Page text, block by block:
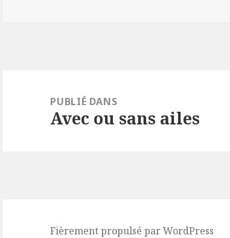
PUBLIÉ DANS
Avec ou sans ailes
Fièrement propulsé par WordPress